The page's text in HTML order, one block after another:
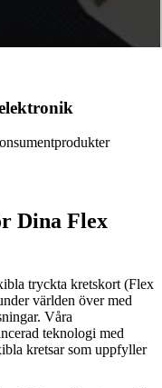
Dina Flex
tryckta kretskort (Flex
världen över med
Våra
teknologi med
kretsar som uppfyller